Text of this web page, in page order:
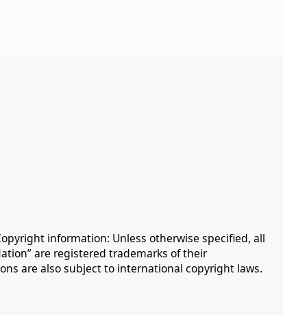
information: Unless otherwise specified, all
are registered trademarks of their
are also subject to international copyright laws.